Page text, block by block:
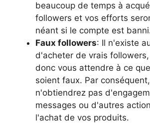
beaucoup de temps à
followers et vos efforts
néant si le compte est
Faux followers: Il n'existe
d'acheter de vrais
donc vous attendre à ce
soient faux. Par
n'obtiendrez pas
messages ou d'autres
l'achat de vos produits.